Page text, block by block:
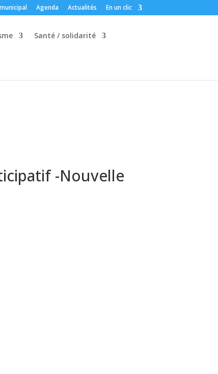
Agenda Actualités En un clic
Santé / solidarité
-Nouvelle